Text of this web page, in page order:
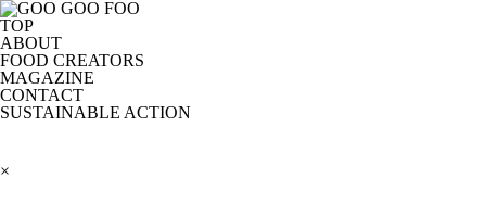
TOP
ABOUT
FOOD CREATORS
MAGAZINE
CONTACT
SUSTAINABLE ACTION
×